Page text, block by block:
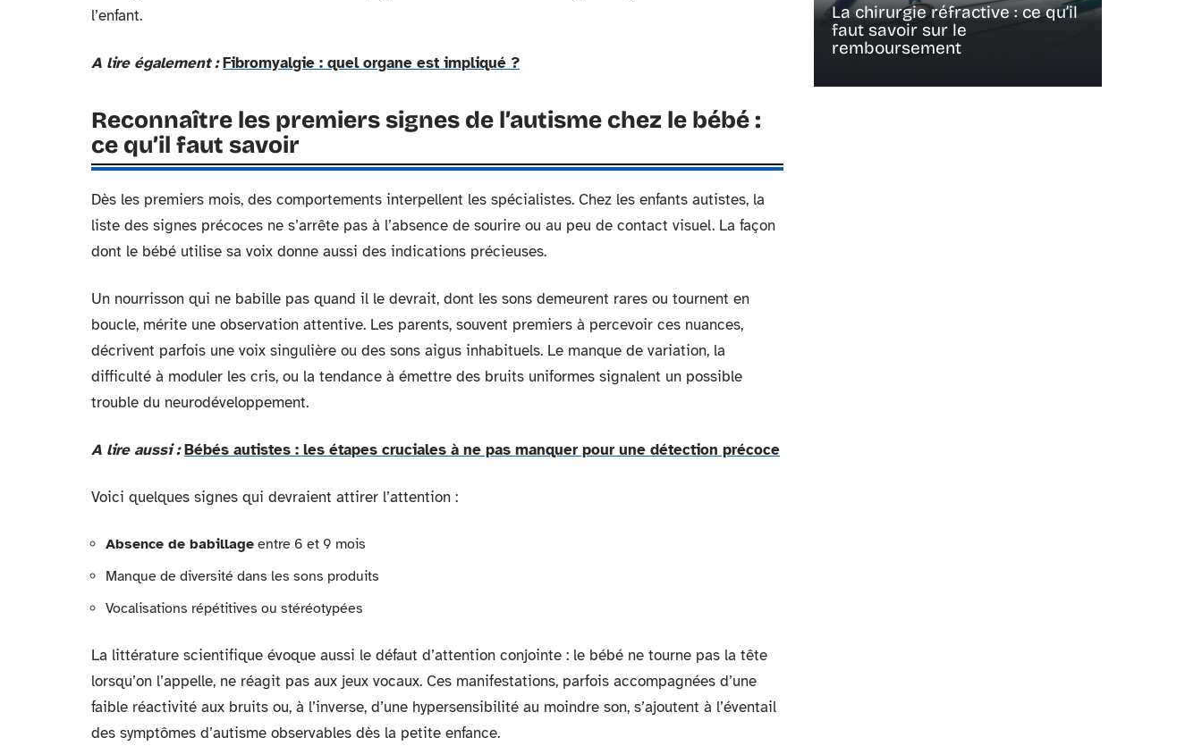
l’enfant.
A lire également : Fibromyalgie : quel organe est impliqué ?
Reconnaître les premiers signes de l’autisme chez le bébé :
ce qu’il faut savoir
Dès les premiers mois, des comportements interpellent les spécialistes. Chez les enfants autistes, la
liste des signes précoces ne s’arrête pas à l’absence de sourire ou au peu de contact visuel. La façon
dont le bébé utilise sa voix donne aussi des indications précieuses.
Un nourrisson qui ne babille pas quand il le devrait, dont les sons demeurent rares ou tournent en
boucle, mérite une observation attentive. Les parents, souvent premiers à percevoir ces nuances,
décrivent parfois une voix singulière ou des sons aigus inhabituels. Le manque de variation, la
difficulté à moduler les cris, ou la tendance à émettre des bruits uniformes signalent un possible
trouble du neurodéveloppement.
A lire aussi : Bébés autistes : les étapes cruciales à ne pas manquer pour une détection précoce
Voici quelques signes qui devraient attirer l’attention :
Absence de babillage entre 6 et 9 mois
Manque de diversité dans les sons produits
Vocalisations répétitives ou stéréotypées
La littérature scientifique évoque aussi le défaut d’attention conjointe : le bébé ne tourne pas la tête
lorsqu’on l’appelle, ne réagit pas aux jeux vocaux. Ces manifestations, parfois accompagnées d’une
faible réactivité aux bruits ou, à l’inverse, d’une hypersensibilité au moindre son, s’ajoutent à l’éventail
des symptômes d’autisme observables dès la petite enfance.
La chirurgie réfractive : ce qu’il
faut savoir sur le
remboursement